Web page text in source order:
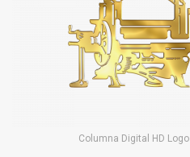
Columna Digital HD Logo